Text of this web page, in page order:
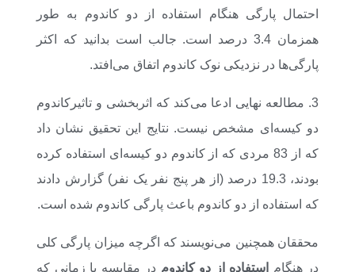
احتمال پارگی هنگام استفاده از دو کاندوم به طور
همزمان 3.4 درصد است. جالب است بدانید که اکثر
پارگی‌ها در نزدیکی نوک کاندوم اتفاق می‌افتد.
3. مطالعه نهایی ادعا می‌کند که اثربخشی و تاثیرکاندوم
دو کیسه‌ای مشخص نیست. نتایج این تحقیق نشان داد
که از 83 مردی که از کاندوم دو کیسه‌ای استفاده کرده
بودند، 19.3 درصد (از هر پنج نفر یک نفر) گزارش دادند
که استفاده از دو کاندوم باعث پارگی کاندوم شده است.
محققان همچنین می‌نویسند که اگرچه میزان پارگی کلی
در هنگام
استفاده از دو کاندوم در مقایسه با زمانی که